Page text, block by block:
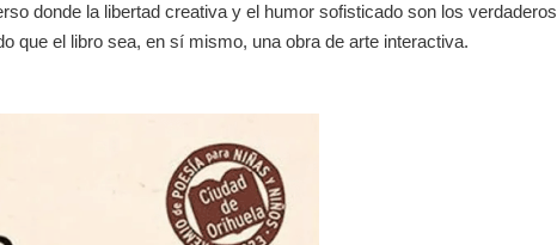
donde la libertad creativa y el humor sofisticado son los verdaderos
que el libro sea, en sí mismo, una obra de arte interactiva.